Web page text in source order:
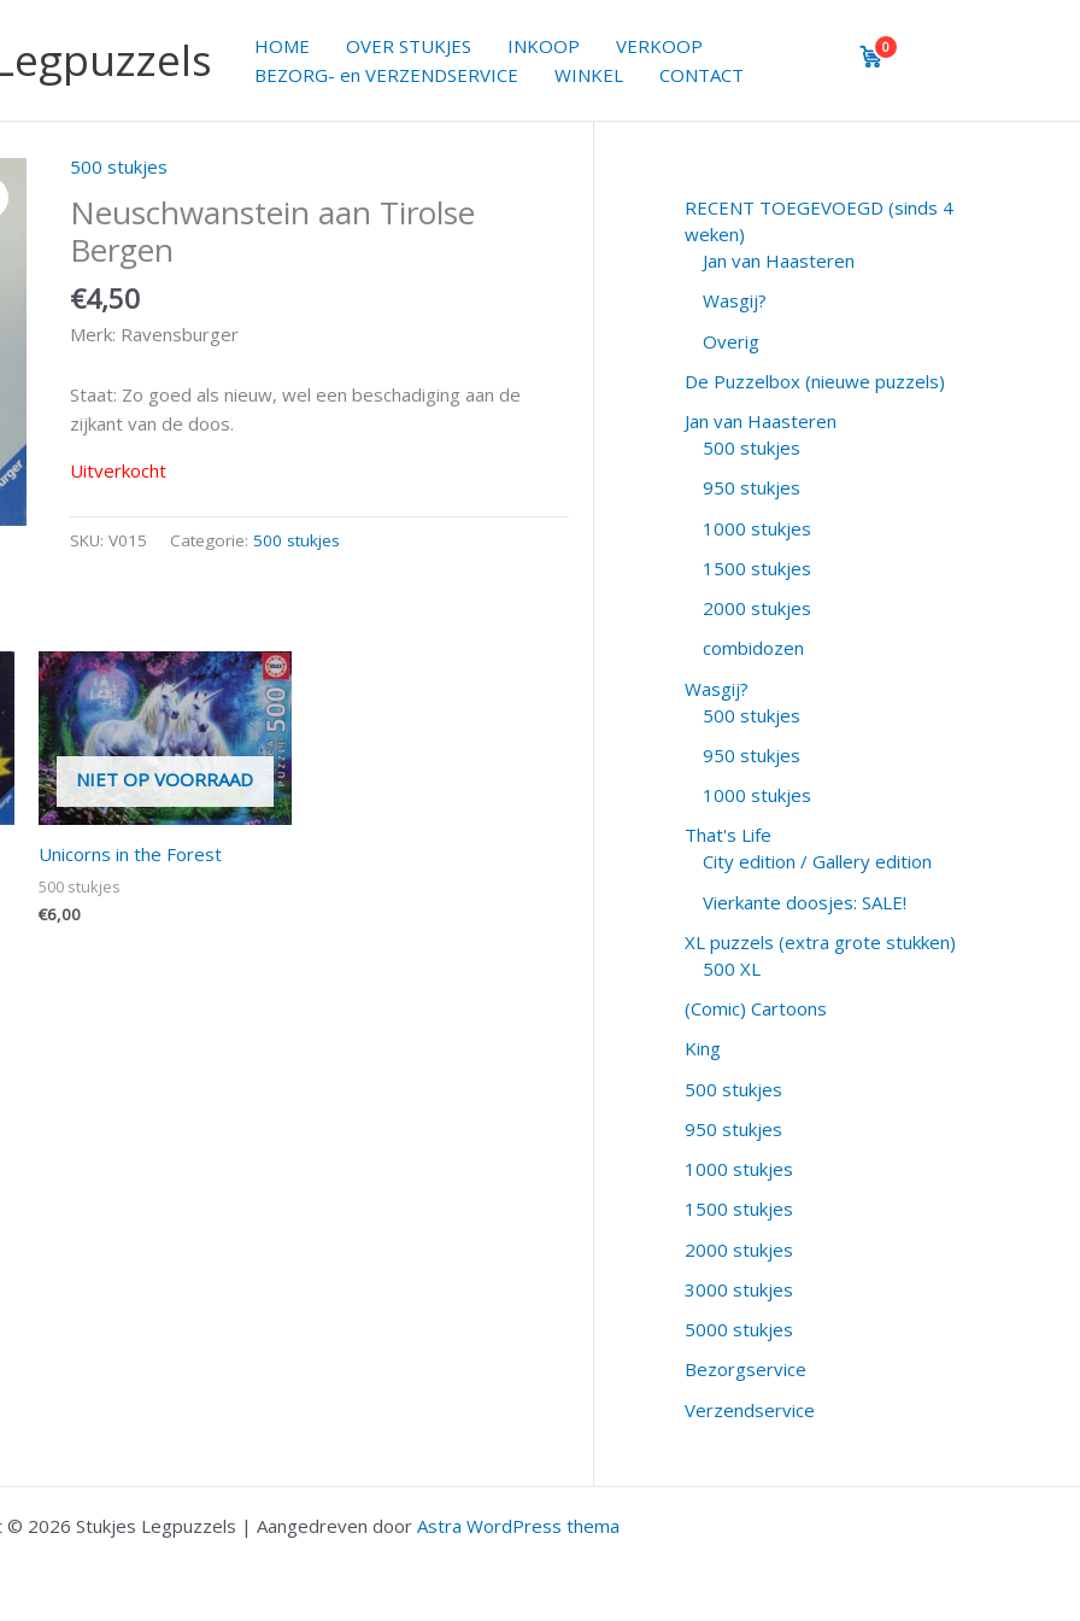
HOME OVER STUKJES INKOOP
VERKOOP
BEZORG- en VERZENDSERVICE
WINKEL CONTACT
0
500 stukjes
Neuschwanstein aan Tirolse
Bergen
€4,50
Merk: Ravensburger
Staat: Zo goed als nieuw, wel een beschadiging aan de
zijkant van de doos.
Uitverkocht
SKU: V015 Categorie: 500 stukjes
NIET OP VOORRAAD
Unicorns in the Forest
500 stukjes
€6,00
RECENT TOEGEVOEGD (sinds 4
weken)
Jan van Haasteren
Wasgij?
Overig
De Puzzelbox (nieuwe puzzels)
Jan van Haasteren
500 stukjes
950 stukjes
1000 stukjes
1500 stukjes
2000 stukjes
combidozen
Wasgij?
500 stukjes
950 stukjes
1000 stukjes
That's Life
City edition / Gallery edition
Vierkante doosjes: SALE!
XL puzzels (extra grote stukken)
500 XL
(Comic) Cartoons
King
500 stukjes
950 stukjes
1000 stukjes
1500 stukjes
2000 stukjes
3000 stukjes
5000 stukjes
Bezorgservice
Verzendservice
© 2026 Stukjes Legpuzzels | Aangedreven doorAstra WordPress thema